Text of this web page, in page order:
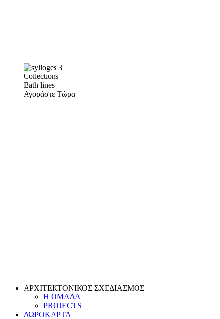
Collections
Bath lines
Αγοράστε Τώρα
ΑΡΧΙΤΕΚΤΟΝΙΚΟΣ ΣΧΕΔΙΑΣΜΟΣ
Η ΟΜΑΔΑ
PROJECTS
ΔΩΡΟΚΑΡΤΑ